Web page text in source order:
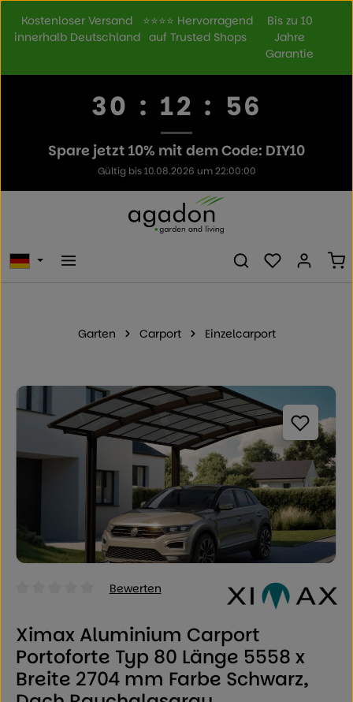
Zum Hauptinhalt springen
Kostenloser Versand
innerhalb Deutschland
⭐⭐⭐⭐ Hervorragend
auf Trusted Shops
Bis zu 10
Jahre
Garantie
30 : 12 : 55
Spare jetzt 10% mit dem Code: DIY10
Gültig bis 10.08.2026 um 22:00:00
Du hast 0
Garten Carport Einzelcarport
Bildergalerie überspringen
Durchschnittliche Bewertung von 0 von 5 Sternen
Bewerten
Ximax Aluminium Carport
Portoforte Typ 80 Länge 5558 x
Breite 2704 mm Farbe Schwarz,